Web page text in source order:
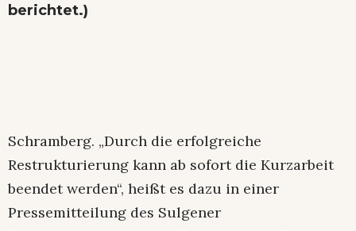
berichtet.)
Schramberg. „Durch die erfolgreiche
Restrukturierung kann ab sofort die Kurzarbeit
beendet werden“, heißt es dazu in einer
Pressemitteilung des Sulgener